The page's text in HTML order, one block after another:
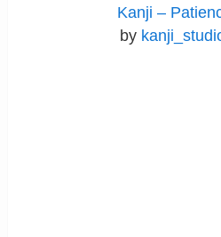
Kanji –
by